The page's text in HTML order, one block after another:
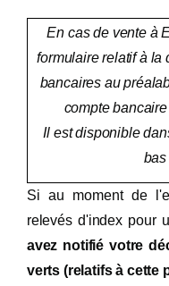
En cas de vente à
formulaire relatif à la
bancaires au
compte
Il est disponible
bas
Si au moment de
relevés d'index pour
avez notifié votre
verts (relatifs à cette